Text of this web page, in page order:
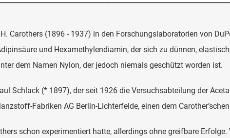
Carothers (1896 - 1937) in den Forschungslaboratorien von
und Hexamethylendiamin, der sich zu dünnen,
dem Namen Nylon, der jedoch niemals geschützt worden ist.
Schlack (* 1897), der seit 1926 die Versuchsabteilung der
Fabriken AG Berlin-Lichterfelde, einen dem
schon experimentiert hatte, allerdings ohne greifbare